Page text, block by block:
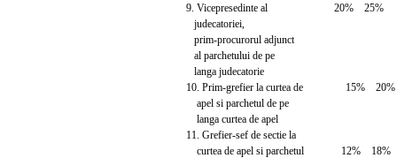
9. Vicepresedinte al 20% 25%
judecatoriei,
prim-procurorul adjunct
al parchetului de pe
langa judecatorie
10. Prim-grefier la curtea de 15% 20%
apel si parchetul de pe
langa curtea de apel
11. Grefier-sef de sectie la
curtea de apel si parchetul 12% 18%